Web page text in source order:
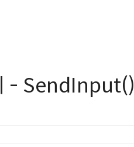
- SendInput()